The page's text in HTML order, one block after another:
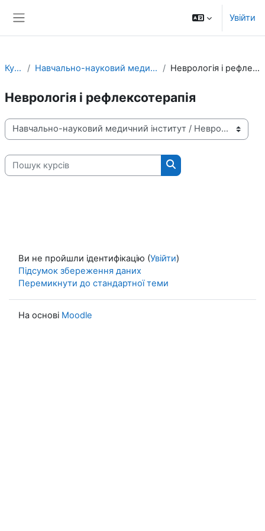
Увійти
Курси Навчально-науковий медичний інститут Неврологія і рефлексотерапія
Неврологія і рефлексотерапія
Категорії курсів
Пошук курсів
Пошук курсів
Ви не пройшли ідентифікацію (Увійти)
Підсумок збереження даних
Перемикнути до стандартної теми
На основі Moodle